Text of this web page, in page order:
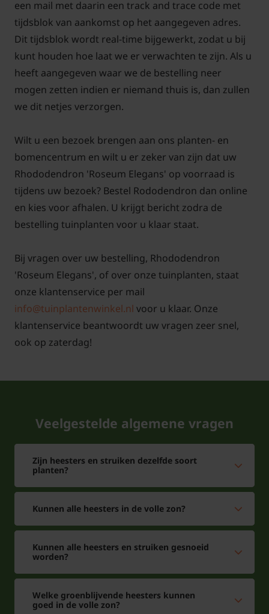
Ø 30/40 cm 1 plant Ø 23 cm
Ø 50/60 cm 1 plant Ø 29 cm
Ø 60/70 cm 1 plant Ø 40 cm
Ø 80/100 cm
Ø 90/110 cm 1 plant
U kunt de gewenste maatvoering selecteren en
vervolgens het aantal bepalen. Dit aantal kunt u
eventueel nog wijzigen in uw winkelmand.
Let op!
De pot kan soms in vorm afwijken, bijvoorbeeld
wat breder dan diep.
Veelgestelde vragen over
Rhododendron 'Roseum Elegans':
Wat is de beste plek voor de
Rhododendron 'Roseum Elegans'?
Rhododendron 'Roseum Elegans' is in de
halfschaduw en schaduw. De standplaats moet het
liefst vochtige zure humusrijke grond zijn water
het warm is geef dan extra water. Als de
een mail met daarin een track and trace code met
tijdsblok van aankomst op het aangegeven adres.
Dit tijdsblok wordt real-time bijgewerkt, zodat u bij
kunt houden hoe laat we er verwachten te zijn. Als u
heeft aangegeven waar we de bestelling neer
mogen zetten indien er niemand thuis is, dan zullen
we dit netjes verzorgen.
Wilt u een bezoek brengen aan ons planten- en
bomencentrum en wilt u er zeker van zijn dat uw
Rhododendron 'Roseum Elegans' op voorraad is
tijdens uw bezoek? Bestel Rododendron dan online
en kies voor afhalen. U krijgt bericht zodra de
bestelling tuinplanten voor u klaar staat.
Bij vragen over uw bestelling, Rhododendron
'Roseum Elegans', of over onze tuinplanten, staat
onze klantenservice per mail
info@tuinplantenwinkel.nl voor u klaar. Onze
klantenservice beantwoordt uw vragen zeer snel,
ook op zaterdag!
Veelgestelde algemene vragen
Zijn heesters en struiken dezelfde soort
planten?
Kunnen alle heesters in de volle zon?
Kunnen alle heesters en struiken gesnoeid
worden?
Welke groenblijvende heesters kunnen
goed in de volle zon?